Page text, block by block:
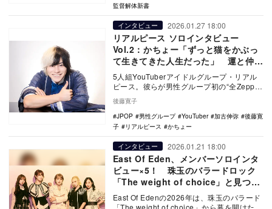
監督解体新書
インタビュー 2026.01.27 18:00
リアルピース ソロインタビュー
Vol.2：かちょー「ずっと猫をかぶっ
て生きてきた人生だった」 運と仲間
を味方に進む道
5人組YouTuberアイドルグループ・リアル
ピース。彼らが男性グループ初の“全Zepp制
覇ツアー”を開催。この全Zeppツアー…
後藤寛子
JPOP
男性グループ YouTuber 加古伸弥
後藤寛
子
リアルピース かちょー
インタビュー 2026.01.21 18:00
East Of Eden、メンバーソロインタ
ビュー×5！ 珠玉のバラードロック
「The weight of choice」と見つめ
る現在地
East Of Edenの2026年は、珠玉のバラード
「The weight of choice」から幕を開けた。